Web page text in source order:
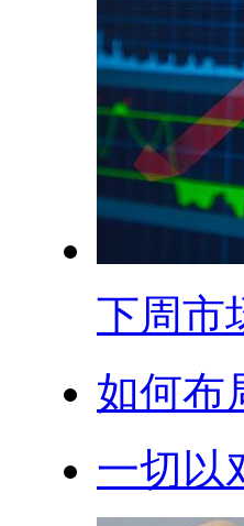
下周市
如何布
一切以